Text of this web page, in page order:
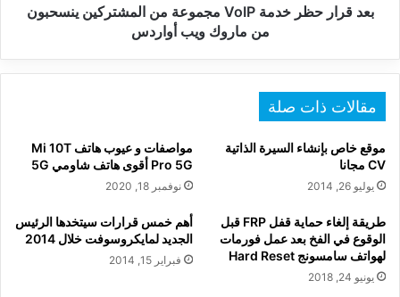
من
بعد قرار حظر خدمة VoIP مجموعة من المشتركين ينسحبون
من ماروك ويب أواردس
مقالات ذات صلة
موقع خاص بإنشاء السيرة الذاتية
CV مجانا
يوليو 26, 2014
مواصفات و عيوب هاتف Mi 10T
Pro 5G أقوى هاتف شاومي 5G
نوفمبر 18, 2020
طريقة إلغاء حماية قفل FRP قبل
الوقوع في الفخ بعد عمل فورمات
لهواتف سامسونج Hard Reset
يونيو 24, 2018
أهم خمس قرارات سيتخدها الرئيس
الجديد لمايكروسوفت خلال 2014
فبراير 15, 2014